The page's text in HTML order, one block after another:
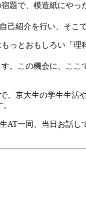
題で、模造紙にや
紹介を行い、そこ
っとおもしろい「理
。この機会に、ここ
、京大生の学生生活
AT一同、当日お話